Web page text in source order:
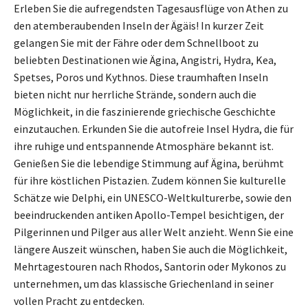
Erleben Sie die aufregendsten Tagesausflüge von Athen zu
den atemberaubenden Inseln der Ägäis! In kurzer Zeit
gelangen Sie mit der Fähre oder dem Schnellboot zu
beliebten Destinationen wie Ägina, Angistri, Hydra, Kea,
Spetses, Poros und Kythnos. Diese traumhaften Inseln
bieten nicht nur herrliche Strände, sondern auch die
Möglichkeit, in die faszinierende griechische Geschichte
einzutauchen. Erkunden Sie die autofreie Insel Hydra, die für
ihre ruhige und entspannende Atmosphäre bekannt ist.
Genießen Sie die lebendige Stimmung auf Ägina, berühmt
für ihre köstlichen Pistazien. Zudem können Sie kulturelle
Schätze wie Delphi, ein UNESCO-Weltkulturerbe, sowie den
beeindruckenden antiken Apollo-Tempel besichtigen, der
Pilgerinnen und Pilger aus aller Welt anzieht. Wenn Sie eine
längere Auszeit wünschen, haben Sie auch die Möglichkeit,
Mehrtagestouren nach Rhodos, Santorin oder Mykonos zu
unternehmen, um das klassische Griechenland in seiner
vollen Pracht zu entdecken.